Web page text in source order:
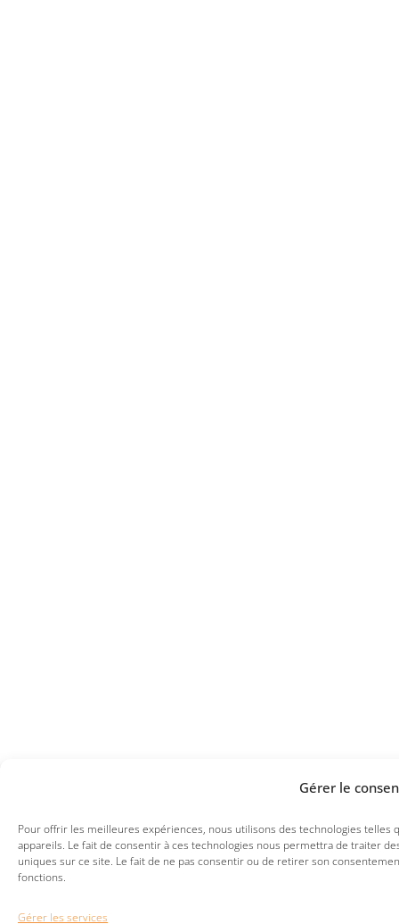
Gérer le
Pour offrir les meilleures expériences, nous utilisons des technologies
appareils. Le fait de consentir à ces technologies nous permettra de traiter
uniques sur ce site. Le fait de ne pas consentir ou de retirer son
fonctions.
Gérer les services